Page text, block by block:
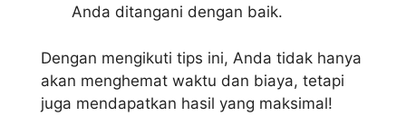
Anda ditangani dengan baik.
Dengan mengikuti tips ini, Anda tidak hanya
akan menghemat waktu dan biaya, tetapi
juga mendapatkan hasil yang maksimal!